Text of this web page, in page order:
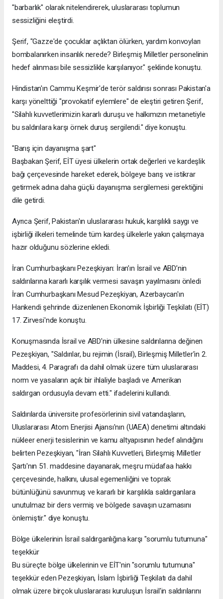
"barbarlık" olarak nitelendirerek, uluslararası toplumun
sessizliğini eleştirdi.
Şerif, "Gazze'de çocuklar açlıktan ölürken, yardım konvoyları
bombalanırken insanlık nerede? Birleşmiş Milletler personelinin
hedef alınması bile sessizlikle karşılanıyor." şeklinde konuştu.
Hindistan'ın Cammu Keşmir'de terör saldırısı sonrası Pakistan'a
karşı yönelttiği "provokatif eylemlere" de eleştiri getiren Şerif,
"Silahlı kuvvetlerimizin kararlı duruşu ve halkımızın metanetiyle
bu saldırılara karşı örnek duruş sergilendi." diye konuştu.
"Barış için dayanışma şart"
Başbakan Şerif, EİT üyesi ülkelerin ortak değerleri ve kardeşlik
bağı çerçevesinde hareket ederek, bölgeye barış ve istikrar
getirmek adına daha güçlü dayanışma sergilemesi gerektiğini
dile getirdi.
Ayrıca Şerif, Pakistan'ın uluslararası hukuk, karşılıklı saygı ve
işbirliği ilkeleri temelinde tüm kardeş ülkelerle yakın çalışmaya
hazır olduğunu sözlerine ekledi.
İran Cumhurbaşkanı Pezeşkiyan: İran’ın İsrail ve ABD’nin
saldırılarına kararlı karşılık vermesi savaşın yayılmasını önledi
İran Cumhurbaşkanı Mesud Pezeşkiyan, Azerbaycan'ın
Hankendi şehrinde düzenlenen Ekonomik İşbirliği Teşkilatı (EİT)
17. Zirvesi'nde konuştu.
Konuşmasında İsrail ve ABD'nin ülkesine saldırılarına değinen
Pezeşkiyan, "Saldırılar, bu rejimin (İsrail), Birleşmiş Milletler'in 2.
Maddesi, 4. Paragrafı da dahil olmak üzere tüm uluslararası
norm ve yasaların açık bir ihlaliyle başladı ve Amerikan
saldırgan ordusuyla devam etti." ifadelerini kullandı.
Saldırılarda üniversite profesörlerinin sivil vatandaşların,
Uluslararası Atom Enerjisi Ajansı'nın (UAEA) denetimi altındaki
nükleer enerji tesislerinin ve kamu altyapısının hedef alındığını
belirten Pezeşkiyan, "İran Silahlı Kuvvetleri, Birleşmiş Milletler
Şartı'nın 51. maddesine dayanarak, meşru müdafaa hakkı
çerçevesinde, halkını, ulusal egemenliğini ve toprak
bütünlüğünü savunmuş ve kararlı bir karşılıkla saldırganlara
unutulmaz bir ders vermiş ve bölgede savaşın uzamasını
önlemiştir." diye konuştu.
Bölge ülkelerinin İsrail saldırganlığına karşı "sorumlu tutumuna"
teşekkür
Bu süreçte bölge ülkelerinin ve EİT'nin "sorumlu tutumuna"
teşekkür eden Pezeşkiyan, İslam İşbirliği Teşkilatı da dahil
olmak üzere birçok uluslararası kuruluşun İsrail'in saldırılarını